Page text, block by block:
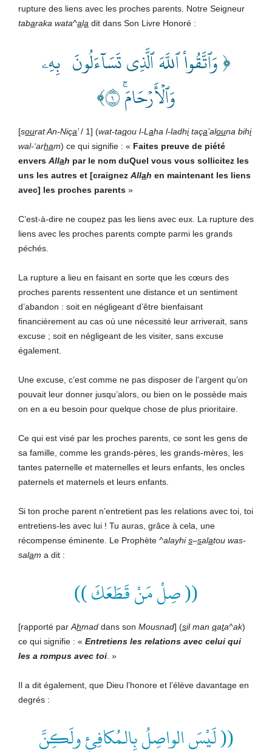
rupture des liens avec les proches parents. Notre Seigneur
tabaraka wata^ala dit dans Son Livre Honoré :
﴿ وَٱتَّقُواْ ٱللَّهَ ٱلَّذِي تَسَآءَلُونَ بِهِۦ
وَٱلۡأَرۡحَامَۚ ١﴾
[sourat An-Niça’/ 1] (wat-taqou l-Laha l-ladhitaça’alouna bihi
wal-‘arham) ce qui signifie : « Faites preuve de piété
envers Allah par le nom duQuel vous vous sollicitez les
uns les autres et [craignez Allah en maintenant les liens
avec] les proches parents »
C’est-à-dire ne coupez pas les liens avec eux. La rupture des
liens avec les proches parents compte parmi les grands
péchés.
La rupture a lieu en faisant en sorte que les cœurs des
proches parents ressentent une distance et un sentiment
d’abandon : soit en négligeant d’être bienfaisant
financièrement au cas où une nécessité leur arriverait, sans
excuse ; soit en négligeant de les visiter, sans excuse
également.
Une excuse, c’est comme ne pas disposer de l’argent qu’on
pouvait leur donner jusqu’alors, ou bien on le possède mais
on en a eu besoin pour quelque chose de plus prioritaire.
Ce qui est visé par les proches parents, ce sont les gens de
sa famille, comme les grands-pères, les grands-mères, les
tantes paternelle et maternelles et leurs enfants, les oncles
paternels et maternels et leurs enfants.
Si ton proche parent n’entretient pas les relations avec toi, toi
entretiens-les avec lui ! Tu auras, grâce à cela, une
récompense éminente. Le Prophète ^alayhis–salatou was-
salam a dit :
(( صِلْ مَنْ قَطَعَكَ ))
[rapporté parAhmad dans son Mousnad] (sil man qata^ak)
ce qui signifie : « Entretiens les relations avec celui qui
les a rompus avec toi. »
Il a dit également, que Dieu l’honore et l’élève davantage en
degrés :
(( لَيْسَ الواصِلُ بِالـمُكافِئِ ولَكِنَّ